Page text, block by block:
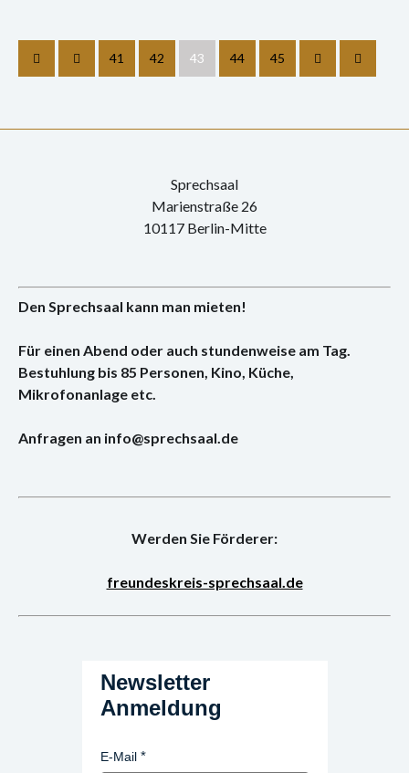
41 42 43 44 45
Sprechsaal
Marienstraße 26
10117 Berlin-Mitte
Den Sprechsaal kann man mieten!
Für einen Abend oder auch stundenweise am Tag.
Bestuhlung bis 85 Personen, Kino, Küche,
Mikrofonanlage etc.
Anfragen an info@sprechsaal.de
Werden Sie Förderer:
freundeskreis-sprechsaal.de
Newsletter
Anmeldung
E-Mail